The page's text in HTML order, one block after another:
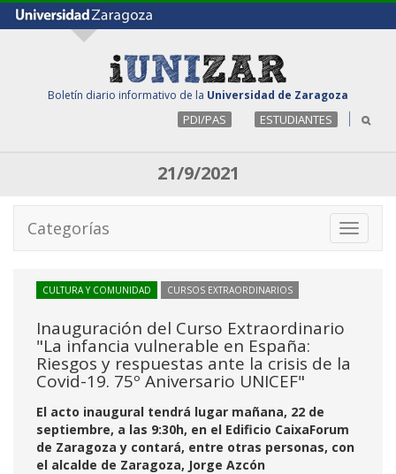
Boletín diario informativo de la Universidad de Zaragoza
PDI/PAS ESTUDIANTES
21/9/2021
Toggle
Categorías
CULTURA Y COMUNIDAD CURSOS EXTRAORDINARIOS
Inauguración del Curso Extraordinario
"La infancia vulnerable en España:
Riesgos y respuestas ante la crisis de la
Covid-19. 75º Aniversario UNICEF"
El acto inaugural tendrá lugar mañana, 22 de
septiembre, a las 9:30h, en el Edificio CaixaForum
de Zaragoza y contará, entre otras personas, con
el alcalde de Zaragoza, Jorge Azcón